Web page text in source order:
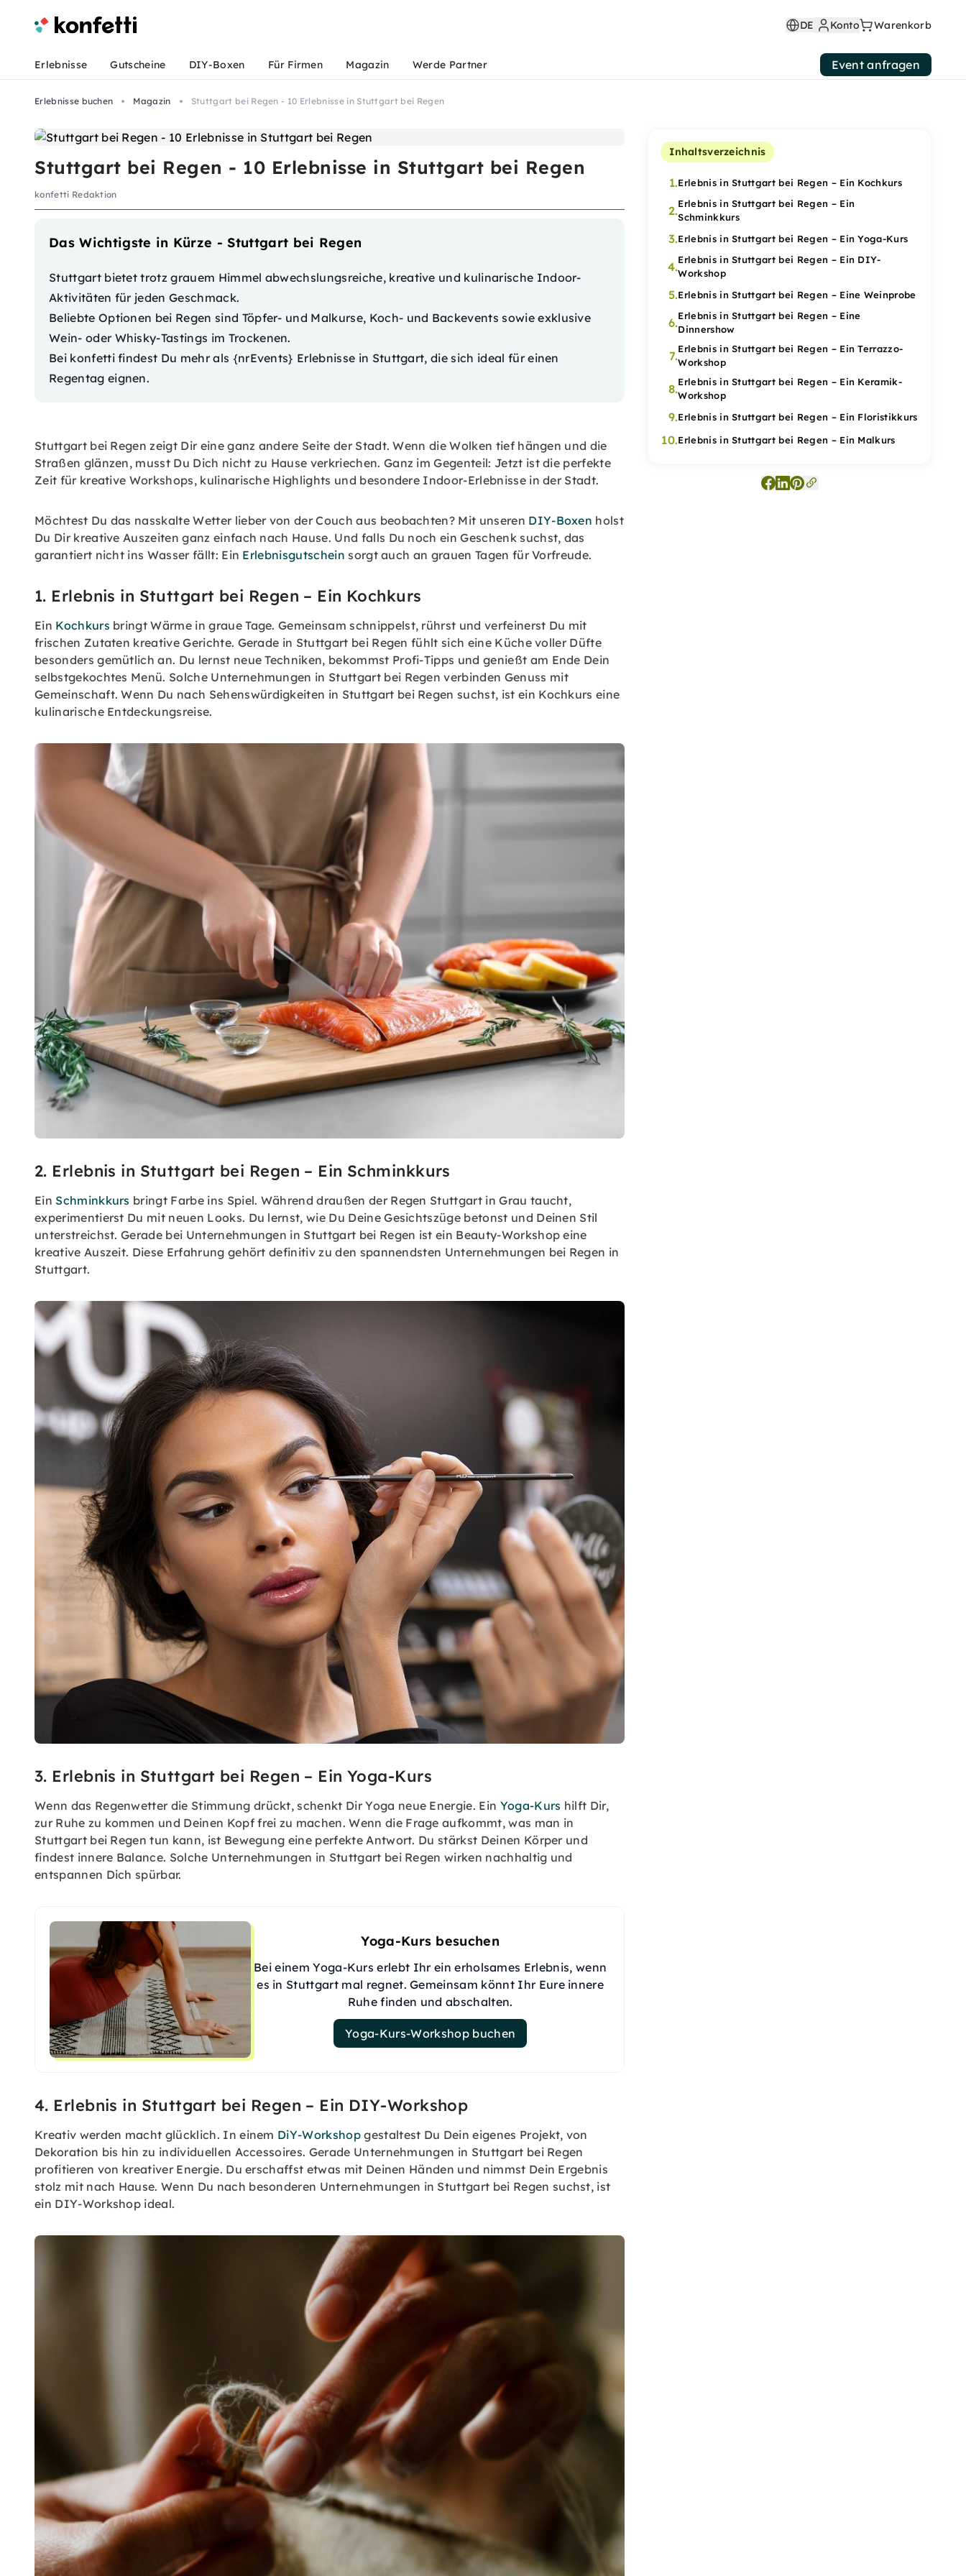
Erlebnisse buchen Magazin Stuttgart bei Regen - 10 Erlebnisse in Stuttgart bei Regen
Stuttgart bei Regen - 10 Erlebnisse in Stuttgart bei Regen
konfetti Redaktion
Das Wichtigste in Kürze - Stuttgart bei Regen
Stuttgart bietet trotz grauem Himmel abwechslungsreiche, kreative und kulinarische Indoor-
Aktivitäten für jeden Geschmack.
Beliebte Optionen bei Regen sind Töpfer- und Malkurse, Koch- und Backevents sowie exklusive
Wein- oder Whisky-Tastings im Trockenen.
Bei konfetti findest Du mehr als {nrEvents} Erlebnisse in Stuttgart, die sich ideal für einen
Regentag eignen.
Stuttgart bei Regen zeigt Dir eine ganz andere Seite der Stadt. Wenn die Wolken tief hängen und die
Straßen glänzen, musst Du Dich nicht zu Hause verkriechen. Ganz im Gegenteil: Jetzt ist die perfekte
Zeit für kreative Workshops, kulinarische Highlights und besondere Indoor-Erlebnisse in der Stadt.
Möchtest Du das nasskalte Wetter lieber von der Couch aus beobachten? Mit unseren DIY-Boxen holst
Du Dir kreative Auszeiten ganz einfach nach Hause. Und falls Du noch ein Geschenk suchst, das
garantiert nicht ins Wasser fällt: Ein Erlebnisgutschein sorgt auch an grauen Tagen für Vorfreude.
1. Erlebnis in Stuttgart bei Regen – Ein Kochkurs
Ein Kochkurs bringt Wärme in graue Tage. Gemeinsam schnippelst, rührst und verfeinerst Du mit
frischen Zutaten kreative Gerichte. Gerade in Stuttgart bei Regen fühlt sich eine Küche voller Düfte
besonders gemütlich an. Du lernst neue Techniken, bekommst Profi-Tipps und genießt am Ende Dein
selbstgekochtes Menü. Solche Unternehmungen in Stuttgart bei Regen verbinden Genuss mit
Gemeinschaft. Wenn Du nach Sehenswürdigkeiten in Stuttgart bei Regen suchst, ist ein Kochkurs eine
kulinarische Entdeckungsreise.
2. Erlebnis in Stuttgart bei Regen – Ein Schminkkurs
Ein Schminkkurs bringt Farbe ins Spiel. Während draußen der Regen Stuttgart in Grau taucht,
experimentierst Du mit neuen Looks. Du lernst, wie Du Deine Gesichtszüge betonst und Deinen Stil
unterstreichst. Gerade bei Unternehmungen in Stuttgart bei Regen ist ein Beauty-Workshop eine
kreative Auszeit. Diese Erfahrung gehört definitiv zu den spannendsten Unternehmungen bei Regen in
Stuttgart.
3. Erlebnis in Stuttgart bei Regen – Ein Yoga-Kurs
Wenn das Regenwetter die Stimmung drückt, schenkt Dir Yoga neue Energie. Ein Yoga-Kurs hilft Dir,
zur Ruhe zu kommen und Deinen Kopf frei zu machen. Wenn die Frage aufkommt, was man in
Stuttgart bei Regen tun kann, ist Bewegung eine perfekte Antwort. Du stärkst Deinen Körper und
findest innere Balance. Solche Unternehmungen in Stuttgart bei Regen wirken nachhaltig und
entspannen Dich spürbar.
Yoga-Kurs besuchen
Bei einem Yoga-Kurs erlebt Ihr ein erholsames Erlebnis, wenn
es in Stuttgart mal regnet. Gemeinsam könnt Ihr Eure innere
Ruhe finden und abschalten.
Yoga-Kurs-Workshop buchen
4. Erlebnis in Stuttgart bei Regen – Ein DIY-Workshop
Kreativ werden macht glücklich. In einem DiY-Workshopgestaltest Du Dein eigenes Projekt, von
Dekoration bis hin zu individuellen Accessoires. Gerade Unternehmungen in Stuttgart bei Regen
profitieren von kreativer Energie. Du erschaffst etwas mit Deinen Händen und nimmst Dein Ergebnis
stolz mit nach Hause. Wenn Du nach besonderen Unternehmungen in Stuttgart bei Regen suchst, ist
ein DIY-Workshop ideal.
Inhaltsverzeichnis
1.Erlebnis in Stuttgart bei Regen – Ein Kochkurs
2.Erlebnis in Stuttgart bei Regen – Ein
Schminkkurs
3.Erlebnis in Stuttgart bei Regen – Ein Yoga-Kurs
4.Erlebnis in Stuttgart bei Regen – Ein DIY-
Workshop
5.Erlebnis in Stuttgart bei Regen – Eine Weinprobe
6.Erlebnis in Stuttgart bei Regen – Eine
Dinnershow
7.Erlebnis in Stuttgart bei Regen – Ein Terrazzo-
Workshop
8.Erlebnis in Stuttgart bei Regen – Ein Keramik-
Workshop
9.Erlebnis in Stuttgart bei Regen – Ein Floristikkurs
10.Erlebnis in Stuttgart bei Regen – Ein Malkurs
DE Konto Warenkorb
Erlebnisse Gutscheine DIY-Boxen Für Firmen Magazin Werde Partner Event anfragen